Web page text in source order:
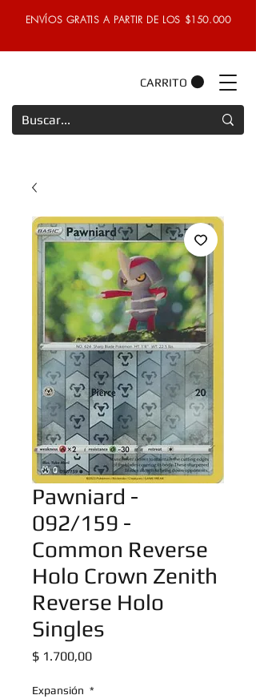
ENVÍOS GRATIS A PARTIR DE LOS $150.000
CARRITO
Pawniard -
092/159 -
Common Reverse
Holo Crown Zenith
Reverse Holo
Singles
$ 1.700,00Precio
Expansión *